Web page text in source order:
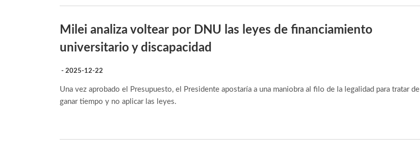
Milei analiza voltear por DNU las leyes de financiamiento
universitario y discapacidad
- 2025-12-22
Una vez aprobado el Presupuesto, el Presidente apostaría a una maniobra al filo de la legalidad para tratar de
ganar tiempo y no aplicar las leyes.